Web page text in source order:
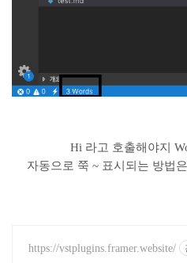
Hi 라고 호출해야지
자동으로 쭉 ~ 표시되는 방법
https://vstplugins.framer.website/